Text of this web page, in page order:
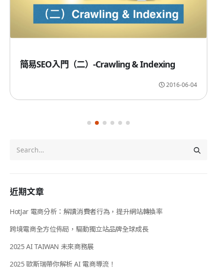
2016-06-04
簡易SEO入門（二）-Crawling & Indexing
近期文章
HotJar 電商分析：解讀消費者行為，提升網站轉換率
跨境電商全方位佈局，驅動獨立站品牌全球成長
2025 AI TAIWAN 未來商務展
2025 歐斯瑞帶你解析 AI 電商導流！